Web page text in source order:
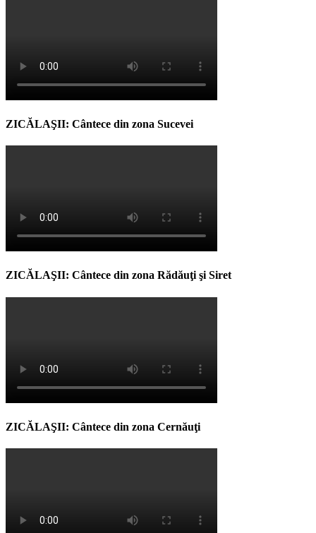
ZICĂLAŞII: Cântece din zona Sucevei
ZICĂLAŞII: Cântece din zona Rădăuţi şi Siret
ZICĂLAŞII: Cântece din zona Cernăuţi